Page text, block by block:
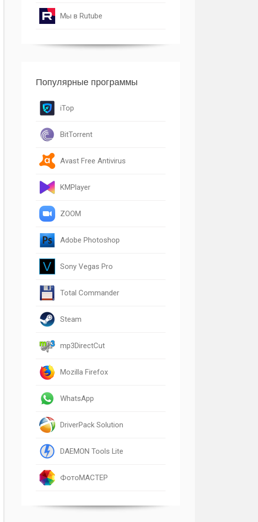
Мы в Rutube
Популярные программы
iTop
BitTorrent
Avast Free Antivirus
KMPlayer
ZOOM
Adobe Photoshop
Sony Vegas Pro
Total Commander
Steam
mp3DirectCut
Mozilla Firefox
WhatsApp
DriverPack Solution
DAEMON Tools Lite
ФотоМАСТЕР